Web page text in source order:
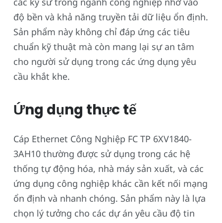
độ bền và khả năng truyền tải dữ liệu ổn định.
Sản phẩm này không chỉ đáp ứng các tiêu
chuẩn kỹ thuật mà còn mang lại sự an tâm
cho người sử dụng trong các ứng dụng yêu
cầu khắt khe.
Ứng dụng thực tế
Cáp Ethernet Công Nghiệp FC TP 6XV1840-
3AH10 thường được sử dụng trong các hệ
thống tự động hóa, nhà máy sản xuất, và các
ứng dụng công nghiệp khác cần kết nối mạng
ổn định và nhanh chóng. Sản phẩm này là lựa
chọn lý tưởng cho các dự án yêu cầu độ tin